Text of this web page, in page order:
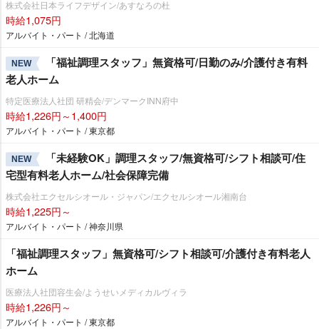
株式会社日本ライフデザイン/あすなろの杜
時給1,075円
アルバイト・パート / 北海道
NEW
「福祉調理スタッフ」無資格可/日勤のみ/介護付き有料
老人ホーム
特定医療法人社団 研精会/デンマークINN府中
時給1,226円～1,400円
アルバイト・パート / 東京都
NEW
「未経験OK」調理スタッフ/無資格可/シフト相談可/住
宅型有料老人ホーム/社会保障完備
株式会社エクセルシオール・ジャパン/エクセルシオール湘南台
時給1,225円～
アルバイト・パート / 神奈川県
「福祉調理スタッフ」無資格可/シフト相談可/介護付き有料老人
ホーム
医療法人社団容生会/ようせいメディカルヴィラ
時給1,226円～
アルバイト・パート / 東京都